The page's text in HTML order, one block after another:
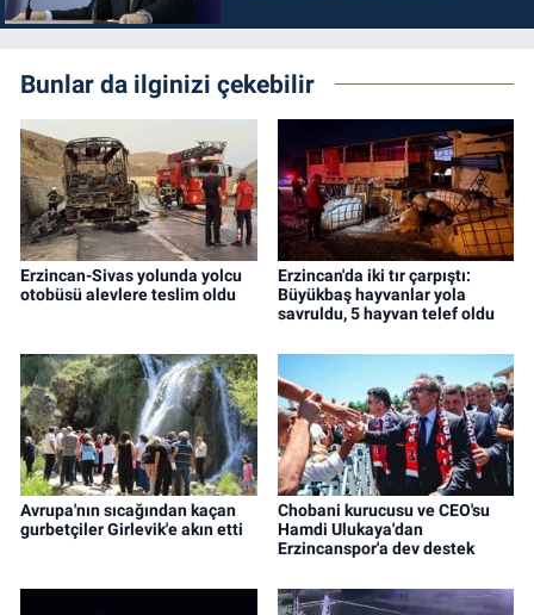
Bunlar da ilginizi çekebilir
Erzincan-Sivas yolunda yolcu
otobüsü alevlere teslim oldu
Erzincan'da iki tır çarpıştı:
Büyükbaş hayvanlar yola
savruldu, 5 hayvan telef oldu
Avrupa'nın sıcağından kaçan
gurbetçiler Girlevik'e akın etti
Chobani kurucusu ve CEO'su
Hamdi Ulukaya'dan
Erzincanspor'a dev destek